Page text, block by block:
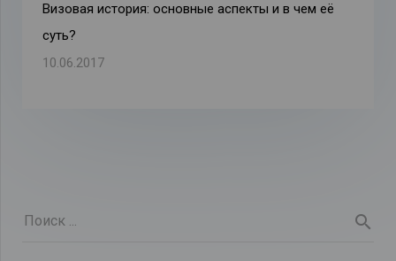
Визовая история: основные аспекты и в чем её
суть?
10.06.2017